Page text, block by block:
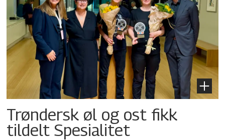
Trøndersk øl og ost fikk
tildelt Spesialitet